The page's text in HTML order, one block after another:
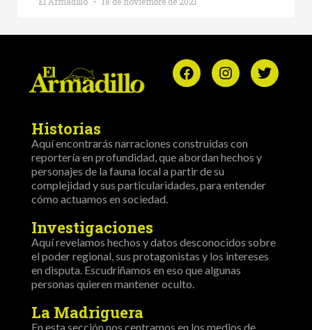
Historias
Aquí encontrarás narraciones construidas con
reportería en profundidad, que abordan hechos y
personajes de la fauna local a partir de su
complejidad y sus particularidades, para entender
cómo actuamos en sociedad.
Investigaciones
Aquí revelamos hechos y datos desconocidos sobre
el poder regional, sus protagonistas y los intereses
en disputa. Escudriñamos en eso que algunas
personas quieren mantener oculto.
La Madriguera
En esta sección nos centramos en los medios de